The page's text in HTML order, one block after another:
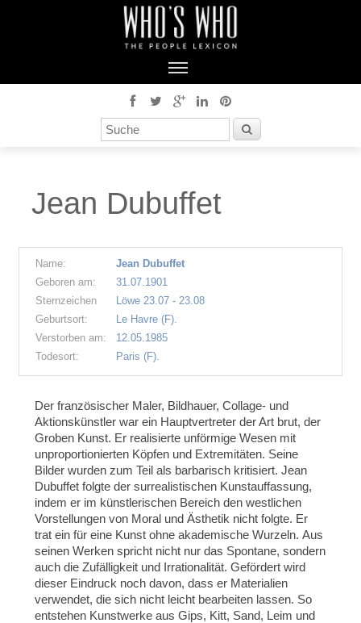
Jean Dubuffet
Name:
Jean Dubuffet
Geboren am:
31.07.1901
Sternzeichen
Löwe 23.07 - 23.08
Geburtsort:
Le Havre (F).
Verstorben am:
12.05.1985
Todesort:
Paris (F).
Der französischer Maler, Bildhauer, Collage- und
Aktionskünstler war ein Hauptvertreter der Art brut, der
Groben Kunst. Er realisierte unförmige Wesen mit
unproportionierten Köpfen und Extremitäten. Seine
Bilder wurden zum Teil als barbarisch kritisiert. Jean
Dubuffet folgte der surrealistischen Kunstauffassung,
indem er im künstlerischen Bereich den westlichen
Vorstellungen von Moral und Ästhetik nicht folgte. Er
trat ein für eine Kunst ohne akademische Wurzeln.Aus
seinen Werken spricht nicht nur das Spontane, sondern
auch die Zufälligkeit und Irrationalität. Gefördert wird
dieser Eindruck noch davon, dass er Materialien
verwendet, die sich nicht leicht bearbeiten lassen. So
entstehen Kunstwerke aus Gips, Kitt, Sand, Leim und